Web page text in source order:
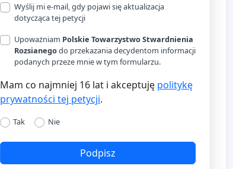
Wyślij mi e-mail, gdy pojawi się aktualizacja
dotycząca tej petycji
Upoważniam Polskie Towarzystwo Stwardnienia
Rozsianegodo przekazania decydentom informacji
podanych przeze mnie w tym formularzu.
Mam co najmniej 16 lat i akceptuję politykę
prywatności tej petycji.
Tak Nie
Podpisz